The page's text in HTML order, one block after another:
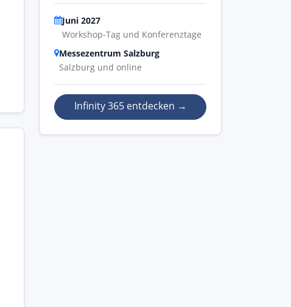
Juni 2027
Workshop-Tag und Konferenztage
Messezentrum Salzburg
Salzburg und online
Infinity 365 entdecken →